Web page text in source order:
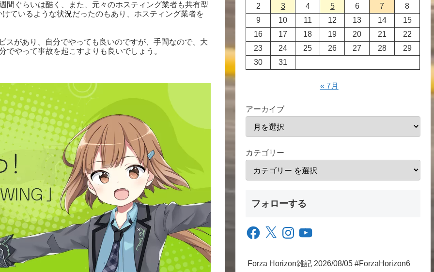
間ぐらいは酷く、また、元々のホスティング業者も共有型
ているような状況だったのもあり、ホスティング業者を
スがあり、自分でやっても良いのですが、手間なので、大
やって事故を起こすよりも良いでしょう。
2
3 4 5 6 7
8
9
10 11 12 13 14
15
16
17 18 19 20 21
22
23
24 25 26 27 28
29
30
31
« 7月
アーカイブ
カテゴリー
フォローする
Facebook
X InstagramYouTube
Forza Horizon雑記 2026/08/05 #ForzaHorizon6